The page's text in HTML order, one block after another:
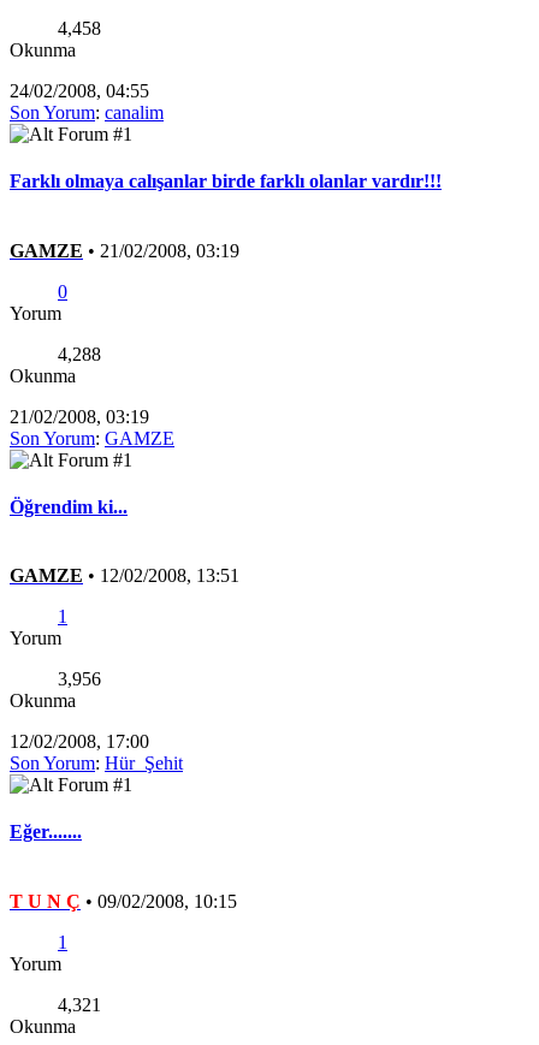
4,458
Okunma
24/02/2008, 04:55
Son Yorum: canalim
Farklı olmaya calışanlar birde farklı olanlar vardır!!!
GAMZE • 21/02/2008, 03:19
0
Yorum
4,288
Okunma
21/02/2008, 03:19
Son Yorum: GAMZE
Öğrendim ki...
GAMZE • 12/02/2008, 13:51
1
Yorum
3,956
Okunma
12/02/2008, 17:00
Son Yorum: Hür_Şehit
Eğer.......
T U N Ç • 09/02/2008, 10:15
1
Yorum
4,321
Okunma